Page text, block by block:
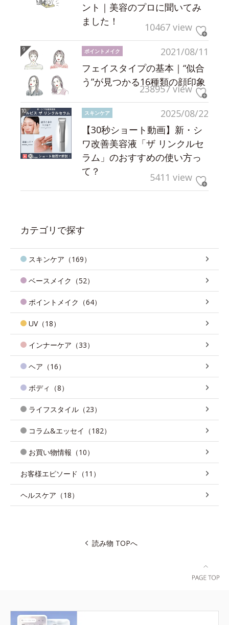
ント｜美容のプロに聞いてみ
ました！
10467 view
2021/08/11
ポイントメイク
フェイスタイプの基本｜“似合
う”が見つかる16種類の顔印象
238957 view
2025/08/22
スキンケア
【30秒ショート動画】新・シ
ワ改善美容液「ザ リンクルセ
ラム」のおすすめの使い方っ
て？
5411 view
カテゴリで探す
スキンケア（169）
ベースメイク（52）
ポイントメイク（64）
UV（18）
インナーケア（33）
ヘア（16）
ボディ（8）
ライフスタイル（23）
コラム&エッセイ（182）
お買い物情報（10）
お客様エピソード（11）
ヘルスケア（18）
読み物 TOPへ